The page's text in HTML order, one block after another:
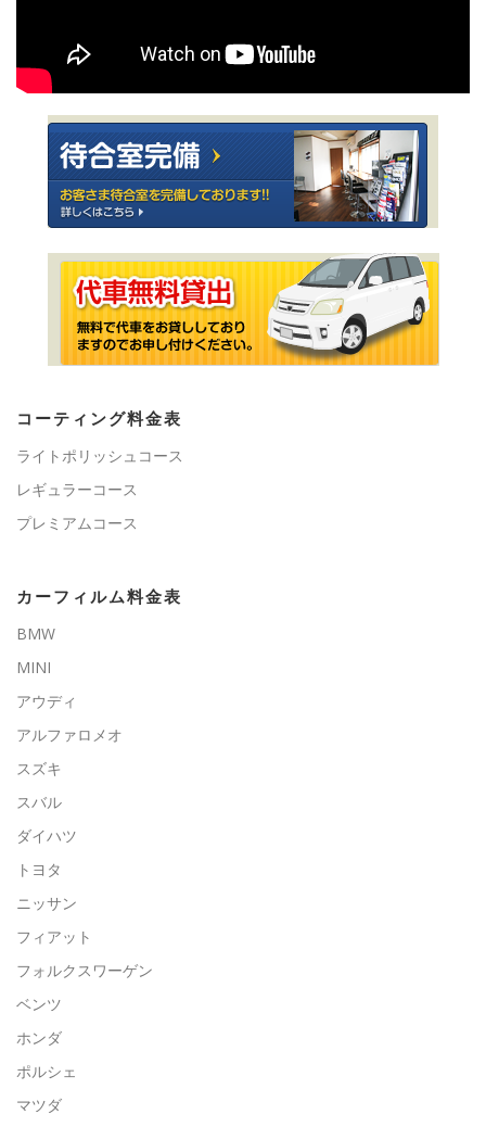
コーティング料金表
ライトポリッシュコース
レギュラーコース
プレミアムコース
カーフィルム料金表
BMW
MINI
アウディ
アルファロメオ
スズキ
スバル
ダイハツ
トヨタ
ニッサン
フィアット
フォルクスワーゲン
ベンツ
ホンダ
ポルシェ
マツダ